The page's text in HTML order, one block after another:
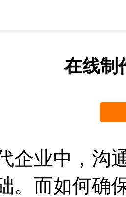
在线制
企业中，沟
。而如何确